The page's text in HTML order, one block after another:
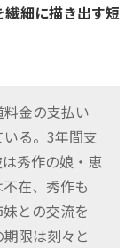
細に描き出す短
金の支払い
る。3年間支
秀作の娘・恵
在、秀作も
との交流を
限は刻々と